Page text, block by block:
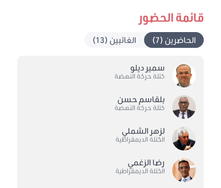
قائمة الحضور
الحاضرين (7) الغائبين (13)
سمير ديلو
كتلة حركة النهضة
بلقاسم حسن
كتلة حركة النهضة
لزهر الشملي
الكتلة الديمقراطية
رضا الزغمي
الكتلة الديمقراطية